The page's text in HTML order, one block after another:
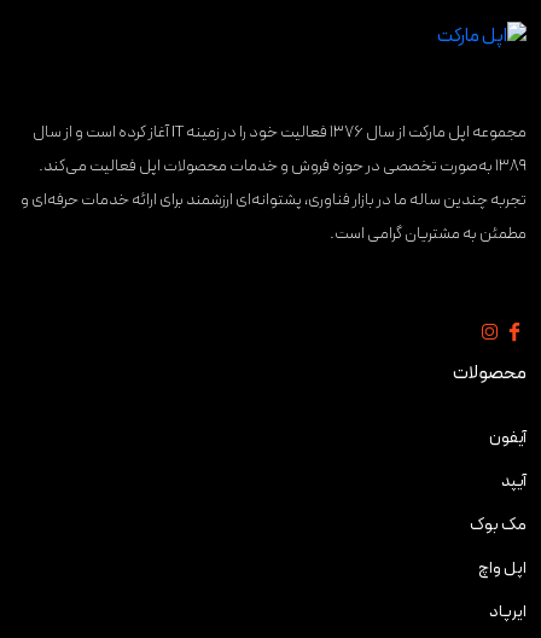
مجموعه اپل مارکت از سال ۱۳۷۶ فعالیت خود را در زمینه IT آغاز کرده است و از سال
۱۳۸۹ به‌صورت تخصصی در حوزه فروش و خدمات محصولات اپل فعالیت می‌کند.
تجربه چندین ساله ما در بازار فناوری، پشتوانه‌ای ارزشمند برای ارائه خدمات حرفه‌ای و
مطمئن به مشتریان گرامی است.
محصولات
آیفون
آیپد
مک بوک
اپل واچ
ایرپاد